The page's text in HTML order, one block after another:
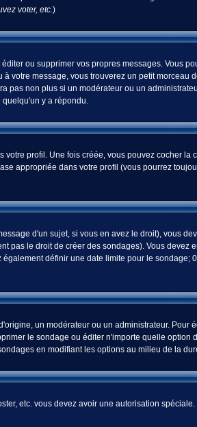
voter, etc.)
ou supprimer vos propres messages. Vous
votre message, vous trouverez un petit
pas non plus si un modérateur ou un
y a répondu.
votre profil. Une fois créée, vous pouvez cocher la
appropriée dans votre profil (vous pourrez
d'un sujet, si vous en avez le droit), vous
pas le droit de créer des sondages). Vous
également définir une date limite pour le
un modérateur ou un administrateur.
le sondage ou éditer n'importe quelle
en modifiant les options au milieu de la
etc. vous devez avoir une autorisation